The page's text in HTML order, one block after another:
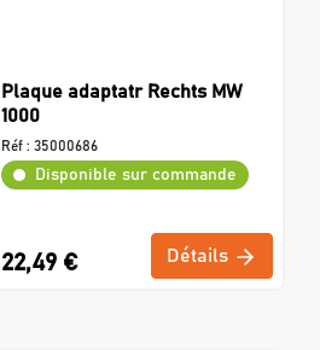
Plaque adaptatr Rechts MW
1000
Réf : 35000686
Disponible sur commande
22,49 € Détails